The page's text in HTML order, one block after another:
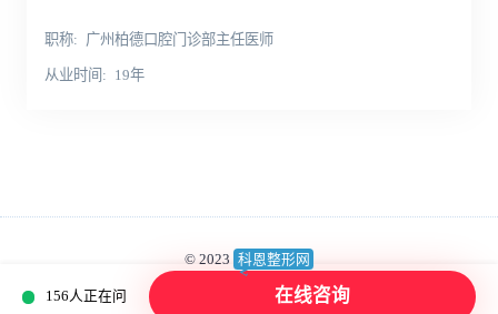
职称 广州柏德口腔门诊部主任医师
从业时间 19年
© 2023 科恩整形网
蜀ICP备2023018539号
版权所有：成都高新美呗医疗美容诊所有限公司
156人正在问 在线咨询